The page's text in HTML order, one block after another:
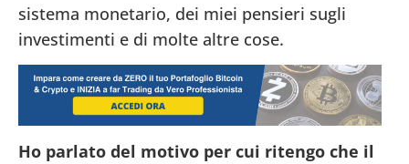
sistema monetario, dei miei pensieri sugli
investimenti e di molte altre cose.
Ho parlato del motivo per cui ritengo che il